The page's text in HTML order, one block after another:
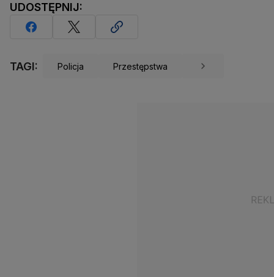
UDOSTĘPNIJ:
TAGI: Policja Przestępstwa